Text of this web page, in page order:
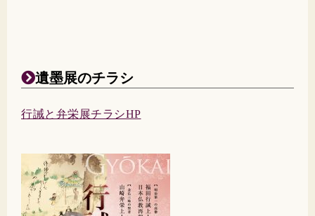
遺墨展のチラシ
行誡と弁栄展チラシHP